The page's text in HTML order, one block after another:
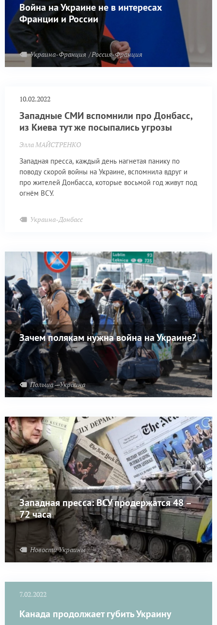
Война на Украине не в интересах
Франции и России
Украина-Франция Россия-Франция
10.02.2022
Западные СМИ вспомнили про Донбасс,
из Киева тут же посыпались угрозы
Элла МАЙСТРЕНКО
Западная пресса, каждый день нагнетая панику по
поводу скорой войны на Украине, вспомнила вдруг и
про жителей Донбасса, которые восьмой год живут под
огнём ВСУ.
Украина-Донбасс
Зачем полякам нужна война на Украине?
Польша – Украина
Западная пресса: ВСУ продержатся 48 –
72 часа
Новости Украины
7.02.2022
Канада продолжает губить Украину